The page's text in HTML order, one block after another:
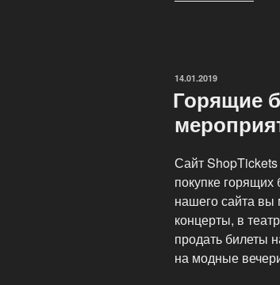
ОПУБЛИКОВАНО
14.01.2019
Горящие
Сайт
покупке
нашего сайта вы
концерты, в
продать билеты
на модные